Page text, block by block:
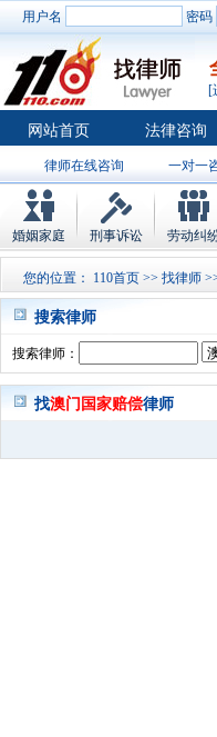
用户名 密码
[
网站首页 法律咨询
律师在线咨询 一对一
婚姻家庭 刑事诉讼 劳动纠
您的位置： 110首页 >> 找律师
搜索律师
搜索律师：
找澳门国家赔偿律师